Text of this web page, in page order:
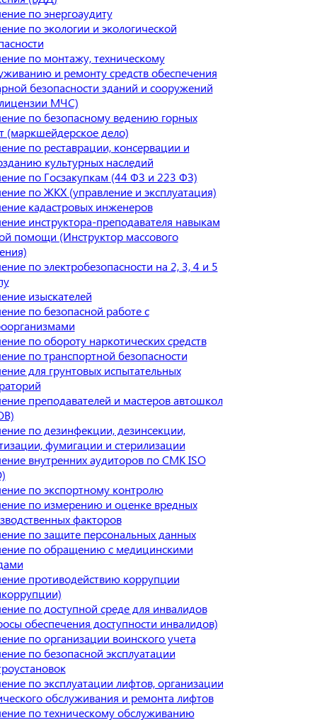
по энергоаудиту
по экологии и экологической
по монтажу, техническому
и ремонту средств обеспечения
безопасности зданий и сооружений
МЧС)
по безопасному ведению горных
(маркшейдерское дело)
по реставрации, консервации и
культурных наследий
по Госзакупкам (44 ФЗ и 223 ФЗ)
по ЖКХ (управление и эксплуатация)
кадастровых инженеров
инструктора-преподавателя навыкам
помощи (Инструктор массового
по электробезопасности на 2, 3, 4 и 5
изыскателей
по безопасной работе с
по обороту наркотических средств
по транспортной безопасности
для грунтовых испытательных
преподавателей и мастеров автошкол
по дезинфекции, дезинсекции,
фумигации и стерилизации
внутренних аудиторов по СМК ISO
по экспортному контролю
по измерению и оценке вредных
факторов
по защите персональных данных
по обращению с медицинскими
противодействию коррупции
по доступной среде для инвалидов
обеспечения доступности инвалидов)
по организации воинского учета
по безопасной эксплуатации
по эксплуатации лифтов, организации
обслуживания и ремонта лифтов
по техническому обслуживанию